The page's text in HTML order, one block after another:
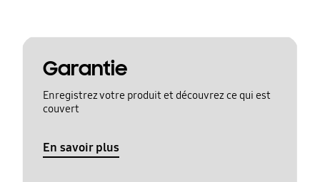
Garantie
Enregistrez votre produit et découvrez ce qui est
couvert
En savoir plus